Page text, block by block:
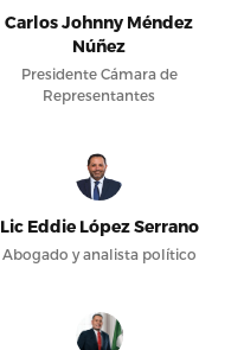
Carlos Johnny Méndez
Núñez
Presidente Cámara de
Representantes
Lic Eddie López Serrano
Abogado y analista político